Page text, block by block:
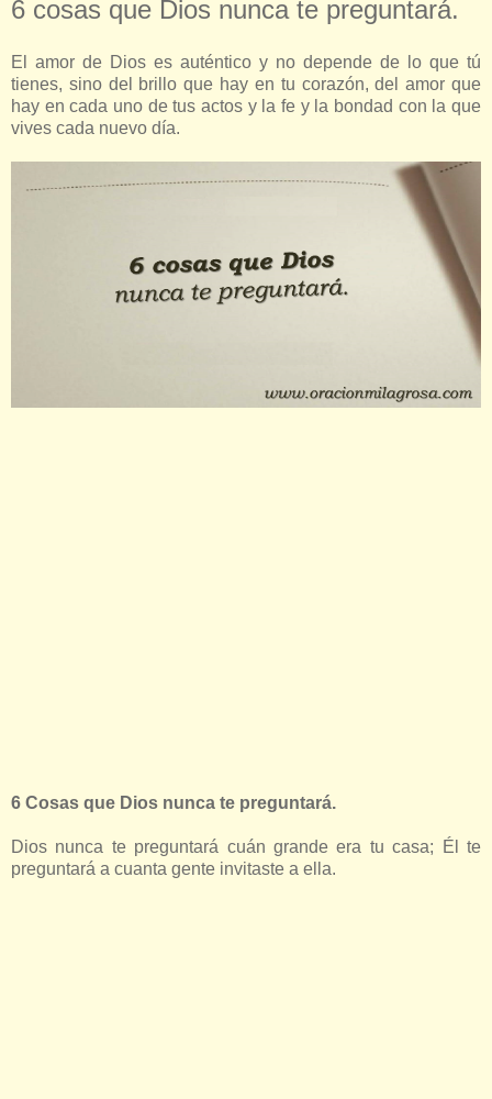
6 cosas que Dios nunca te preguntará.
El amor de Dios es auténtico y no depende de lo que tú
tienes, sino del brillo que hay en tu corazón, del amor que
hay en cada uno de tus actos y la fe y la bondad con la que
vives cada nuevo día.
6 Cosas que Dios nunca te preguntará.
Dios nunca te preguntará cuán grande era tu casa; Él te
preguntará a cuanta gente invitaste a ella.